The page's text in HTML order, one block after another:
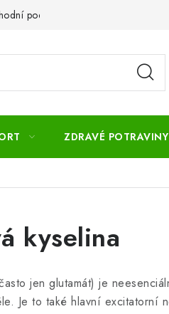
podmínky
ZDRAVÉ POTRAVINY
kyselina
jen glutamát) je
Je to také hlavní excitatorní